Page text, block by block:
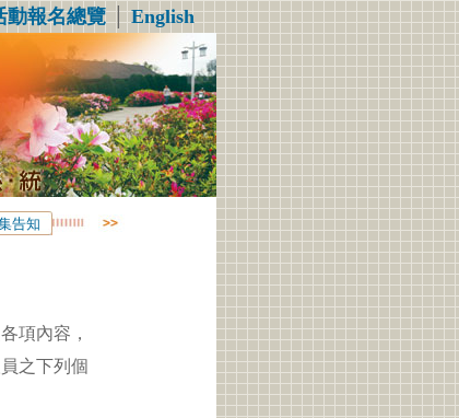
動報名總覽│English
告知
項內容，
之下列個